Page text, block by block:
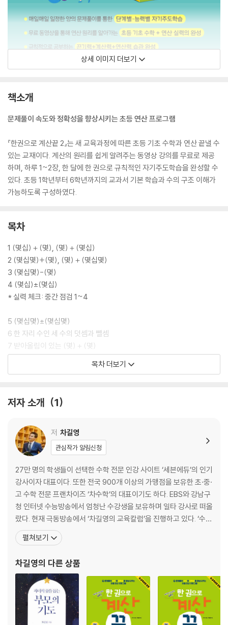
상세 이미지 더보기
책소개
문제풀이 속도와 정확성을 향상시키는 초등 연산 프로그램
『한권으로 계산끝 2』는 새 교육과정에 따른 초등 기초 수학과 연산 끝낼 수
있는 교재이다. 계산의 원리를 쉽게 알려주는 동영상 강의를 무료로 제공
하며, 하루 1~2장, 한 달에 한 권으로 규칙적인 자기주도학습을 완성할 수
있다. 초등 1학년부터 6학년까지의 교과서 기본 학습과 수의 구조 이해가
가능하도록 구성하였다.
목차
1 (몇십)＋(몇), (몇)＋(몇십)
2 (몇십몇)+(몇), (몇)＋(몇십몇)
3 (몇십몇)-(몇)
4 (몇십)±(몇십)
* 실력 체크: 중간 점검 1~4
5 (몇십몇)±(몇십몇)
6 한 자리 수인 세 수의 덧셈과 뺄셈
7 받아올림이 있는 (몇)＋(몇)
8 받아내림이 있는 (십몇)－(몇)
목차 더보기
저자 소개 1
저 차길영
관심작가 알림신청
27만 명의 학생들이 선택한 수학 전문 인강 사이트 ‘세븐에듀’의 인기
강사이자 대표이다. 또한 전국 900개 이상의 가맹점을 보유한 초·중·
고 수학 전문 프랜차이즈 ‘차수학’의 대표이기도 하다. EBS와 강남구
청 인터넷 수능방송에서 엄청난 수강생을 보유하며 일타 강사로 떠올
랐다. 현재 극동방송에서 ‘차길영의 교육칼럼’을 진행하고 있다. ‘수학
의 마술사’라 불리며 탁월한 수학적 지식으로 강연과 방송 활동도 활
발하게 하고 있다. 극동방송에서 [차길영의 성공하는 자녀교육법]을
끌었으며, [영재발굴단]에서는 수학 영재
펼쳐보기
차길영의 다른 상품